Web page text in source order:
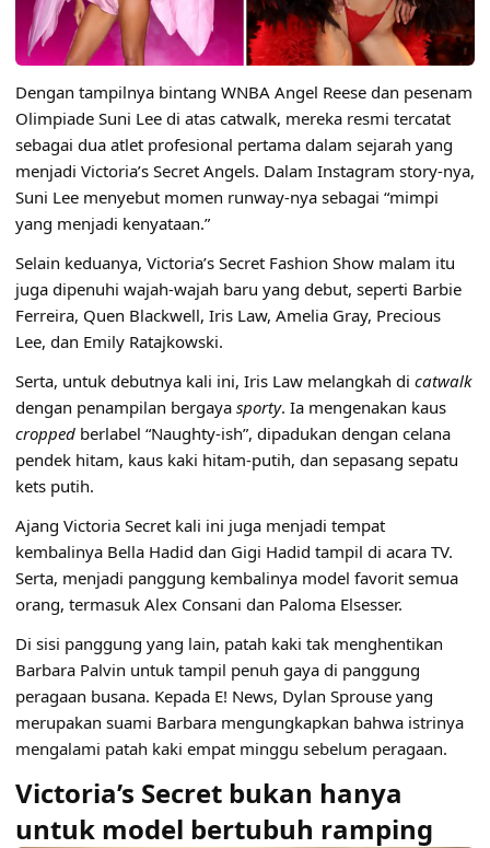
Dengan tampilnya bintang WNBA Angel Reese dan pesenam
Olimpiade Suni Lee di atas catwalk, mereka resmi tercatat
sebagai dua atlet profesional pertama dalam sejarah yang
menjadi Victoria’s Secret Angels. Dalam Instagram story-nya,
Suni Lee menyebut momen runway-nya sebagai “mimpi
yang menjadi kenyataan.”
Selain keduanya, Victoria’s Secret Fashion Show malam itu
juga dipenuhi wajah-wajah baru yang debut, seperti Barbie
Ferreira, Quen Blackwell, Iris Law, Amelia Gray, Precious
Lee, dan Emily Ratajkowski.
Serta, untuk debutnya kali ini, Iris Law melangkah di catwalk
dengan penampilan bergaya sporty. Ia mengenakan kaus
cropped berlabel “Naughty-ish”, dipadukan dengan celana
pendek hitam, kaus kaki hitam-putih, dan sepasang sepatu
kets putih.
Ajang Victoria Secret kali ini juga menjadi tempat
kembalinya Bella Hadid dan Gigi Hadid tampil di acara TV.
Serta, menjadi panggung kembalinya model favorit semua
orang, termasuk Alex Consani dan Paloma Elsesser.
Di sisi panggung yang lain, patah kaki tak menghentikan
Barbara Palvin untuk tampil penuh gaya di panggung
peragaan busana. Kepada E! News, Dylan Sprouse yang
merupakan suami Barbara mengungkapkan bahwa istrinya
mengalami patah kaki empat minggu sebelum peragaan.
Victoria’s Secret bukan hanya
untuk model bertubuh ramping